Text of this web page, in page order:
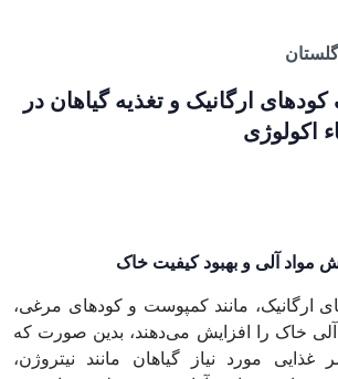
ارگانیک و تغذیه گیاهان در
اکولوژی
مواد آلی و بهبود کیفیت خاک
ارگانیک، مانند کمپوست و کودهای مرغی،
آلی خاک را افزایش می‌دهند، بدین صورت که
غذایی مورد نیاز گیاهان مانند نیتروژن،